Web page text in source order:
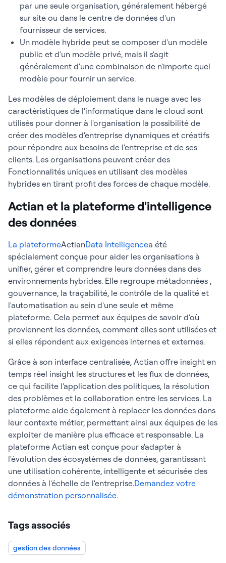
par une seule organisation, généralement hébergé
sur site ou dans le centre de données d'un
fournisseur de services.
Un modèle hybride peut se composer d'un modèle
public et d'un modèle privé, mais il s'agit
généralement d'une combinaison de n'importe quel
modèle pour fournir un service.
Les modèles de déploiement dans le nuage avec les
caractéristiques de l'informatique dans le cloud sont
utilisés pour donner à l'organisation la possibilité de
créer des modèles d'entreprise dynamiques et créatifs
pour répondre aux besoins de l'entreprise et de ses
clients. Les organisations peuvent créer des
Fonctionnalités uniques en utilisant des modèles
hybrides en tirant profit des forces de chaque modèle.
Actian et la plateforme d'intelligence
des données
La plateformeActianData Intelligencea été
spécialement conçue pour aider les organisations à
unifier, gérer et comprendre leurs données dans des
environnements hybrides. Elle regroupe métadonnées ,
gouvernance, la traçabilité, le contrôle de la qualité et
l'automatisation au sein d'une seule et même
plateforme. Cela permet aux équipes de savoir d'où
proviennent les données, comment elles sont utilisées et
si elles répondent aux exigences internes et externes.
Grâce à son interface centralisée, Actian offre insight en
temps réel insight les structures et les flux de données,
ce qui facilite l'application des politiques, la résolution
des problèmes et la collaboration entre les services. La
plateforme aide également à replacer les données dans
leur contexte métier, permettant ainsi aux équipes de les
exploiter de manière plus efficace et responsable. La
plateforme Actian est conçue pour s'adapter à
l'évolution des écosystèmes de données, garantissant
une utilisation cohérente, intelligente et sécurisée des
données à l'échelle de l'entreprise.Demandez votre
démonstration personnalisée.
Tags associés
gestion des données